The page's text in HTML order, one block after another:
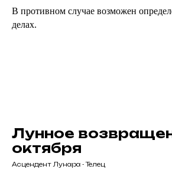
В противном случае возможен
делах.
Лунное
октября
Асцендент Лунара - Телец